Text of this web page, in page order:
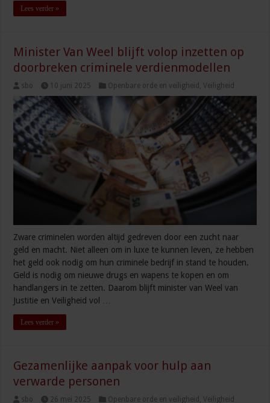
Lees verder »
Minister Van Weel blijft volop inzetten op
doorbreken criminele verdienmodellen
sbo 10 juni 2025 Openbare orde en veiligheid ,Veiligheid
Zware criminelen worden altijd gedreven door een zucht naar
geld en macht. Niet alleen om in luxe te kunnen leven, ze hebben
het geld ook nodig om hun criminele bedrijf in stand te houden.
Geld is nodig om nieuwe drugs en wapens te kopen en om
handlangers in te zetten. Daarom blijft minister van Weel van
Justitie en Veiligheid vol …
Lees verder »
Gezamenlijke aanpak voor hulp aan
verwarde personen
sbo 26 mei 2025 Openbare orde en veiligheid ,Veiligheid